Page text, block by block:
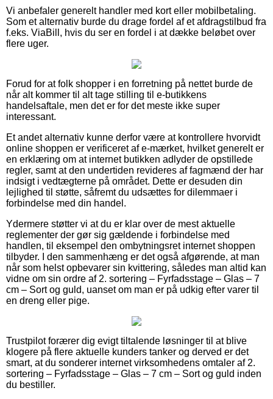
Vi anbefaler generelt handler med kort eller mobilbetaling.
Som et alternativ burde du drage fordel af et afdragstilbud fra
f.eks. ViaBill, hvis du ser en fordel i at dække beløbet over
flere uger.
Forud for at folk shopper i en forretning på nettet burde de
når alt kommer til alt tage stilling til e-butikkens
handelsaftale, men det er for det meste ikke super
interessant.
Et andet alternativ kunne derfor være at kontrollere hvorvidt
online shoppen er verificeret af e-mærket, hvilket generelt er
en erklæring om at internet butikken adlyder de opstillede
regler, samt at den undertiden revideres af fagmænd der har
indsigt i vedtægterne på området. Dette er desuden din
lejlighed til støtte, såfremt du udsættes for dilemmaer i
forbindelse med din handel.
Ydermere støtter vi at du er klar over de mest aktuelle
reglementer der gør sig gældende i forbindelse med
handlen, til eksempel den ombytningsret internet shoppen
tilbyder. I den sammenhæng er det også afgørende, at man
når som helst opbevarer sin kvittering, således man altid kan
vidne om sin ordre af 2. sortering – Fyrfadsstage – Glas – 7
cm – Sort og guld, uanset om man er på udkig efter varer til
en dreng eller pige.
Trustpilot forærer dig evigt tiltalende løsninger til at blive
klogere på flere aktuelle kunders tanker og derved er det
smart, at du sonderer internet virksomhedens omtaler af 2.
sortering – Fyrfadsstage – Glas – 7 cm – Sort og guld inden
du bestiller.